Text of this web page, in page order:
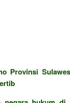
Provinsi